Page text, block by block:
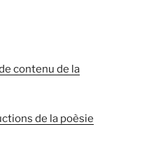
contenu de la
de la poèsie